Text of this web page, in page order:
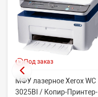
Под заказ
МФУ лазерное Xerox WC
3025BI / Копир-Принтер-